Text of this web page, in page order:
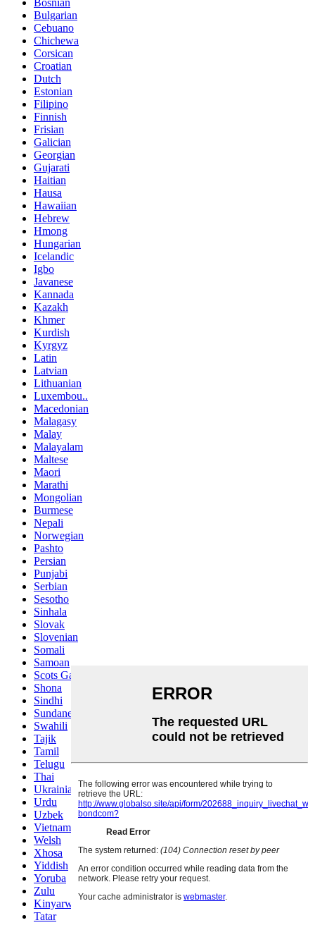
Bulgarian
Cebuano
Chichewa
Corsican
Croatian
Dutch
Estonian
Filipino
Finnish
Frisian
Galician
Georgian
Gujarati
Haitian
Hausa
Hawaiian
Hebrew
Hmong
Hungarian
Icelandic
Igbo
Javanese
Kannada
Kazakh
Khmer
Kurdish
Kyrgyz
Latin
Latvian
Lithuanian
Luxembou..
Macedonian
Malagasy
Malay
Malayalam
Maltese
Maori
Marathi
Mongolian
Burmese
Nepali
Norwegian
Pashto
Persian
Punjabi
Serbian
Sesotho
Sinhala
Slovak
Slovenian
Somali
Samoan
Scots Gaelic
Shona
Sindhi
Sundanese
Swahili
Tajik
Tamil
Telugu
Thai
Ukrainian
Urdu
Uzbek
Vietnamese
Welsh
Xhosa
Yiddish
Yoruba
Zulu
Kinyarwanda
Tatar